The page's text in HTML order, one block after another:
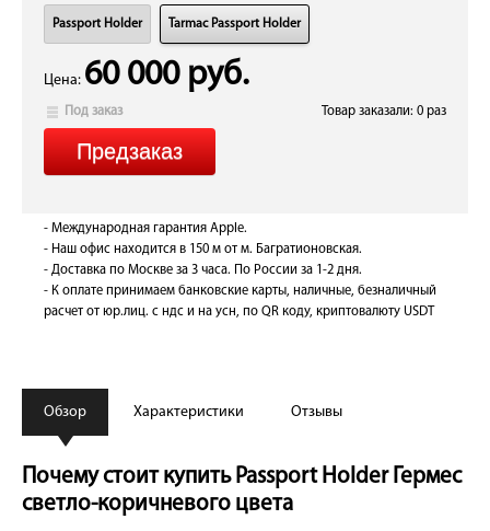
Passport Holder Tarmac Рassport Нolder
Цена: 60 000 руб.
Под заказ Товар заказали: 0 раз
- Международная гарантия Apple.
- Наш офис находится в 150 м от м. Багратионовская.
- Доставка по Москве за 3 часа. По России за 1-2 дня.
- К оплате принимаем банковские карты, наличные, безналичный
расчет от юр.лиц. с ндс и на усн, по QR коду, криптовалюту USDT
Обзор Характеристики Отзывы
Почему стоит купить Passport Holder Гермес
светло-коричневого цвета